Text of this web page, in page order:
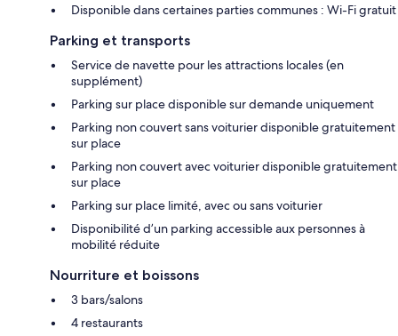
Disponible dans certaines parties communes : Wi-Fi gratuit
Parking et transports
Service de navette pour les attractions locales (en
supplément)
Parking sur place disponible sur demande uniquement
Parking non couvert sans voiturier disponible gratuitement
sur place
Parking non couvert avec voiturier disponible gratuitement
sur place
Parking sur place limité, avec ou sans voiturier
Disponibilité d’un parking accessible aux personnes à
mobilité réduite
Nourriture et boissons
3 bars/salons
4 restaurants